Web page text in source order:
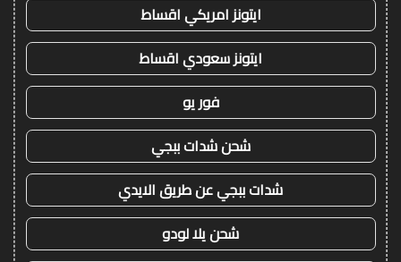
ايتونز امريكي اقساط
ايتونز سعودي اقساط
فور يو
شحن شدات ببجي
شدات ببجي عن طريق الايدي
شحن يلا لودو